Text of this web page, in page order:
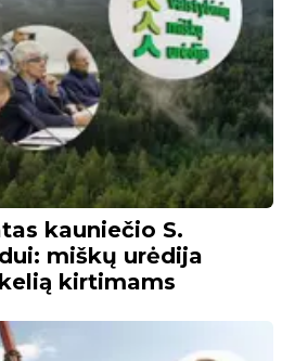
kauniečio S.
miškų urėdija
kirtimams